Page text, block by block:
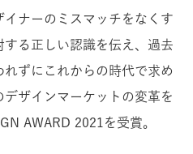
ナーのミスマッチをなくす
る正しい認識を伝え、過去
ずにこれからの時代で求め
ザインマーケットの変革を
AWARD 2021を受賞。